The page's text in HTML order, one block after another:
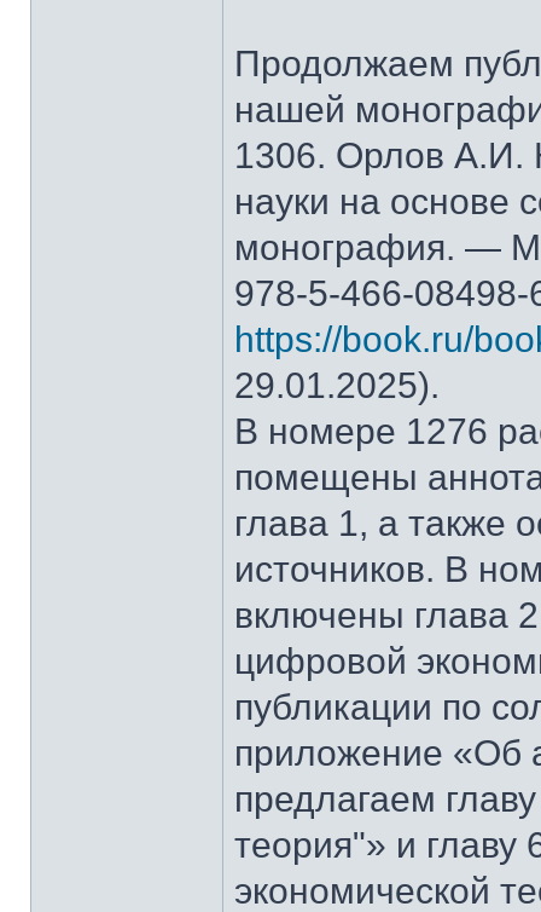
Продолжаем
нашей
1306. Орлов А.И.
науки на основе
монография. —
978-5-466-
https://book.ru/
29.01.2025).
В номере 1276
помещены
глава 1, а также
источников. В
включены глава
цифровой
публикации по
приложение «Об
предлагаем
теория"» и главу
экономической